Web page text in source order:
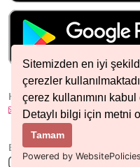
Sitemizden en iyi
çerezler
çerez kullanımını
Detaylı bilgi için metni
Tamam
Powered by WebsitePolicies
HIZLI İLETIŞIM
info@nobetcieczane.net
BIZI TAKIP EDIN